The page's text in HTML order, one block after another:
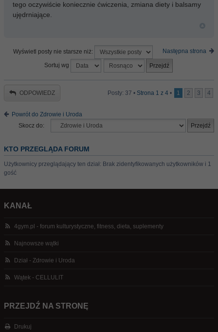
tego oczywiście koniecznie ćwiczenia, zmiana diety i balsamy
ujędrniające.
Następna strona
Wyświetl posty nie starsze niż:
Sortuj wg
ODPOWIEDZ Posty: 37 • Strona 1 z 4 • 1 2 3 4
Powrót do Zdrowie i Uroda
Skocz do:
KTO PRZEGLĄDA FORUM
Użytkownicy przeglądający ten dział: Brak zidentyfikowanych użytkowników i 1
gość
KANAŁ
4gym.pl - forum kulturystyczne, fitness, dieta, suplementy
Najnowsze wątki
Dział - Zdrowie i Uroda
Wątek - CELLULIT
PRZEJDŹ NA STRONĘ
Drukuj